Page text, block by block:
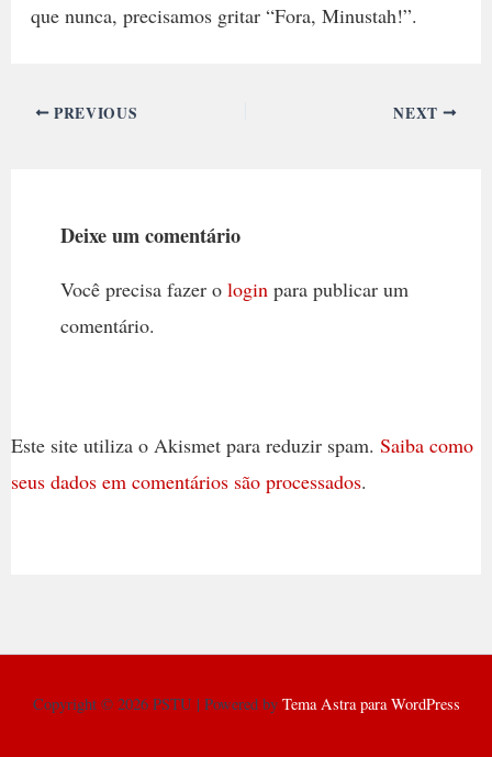
que nunca, precisamos gritar “Fora, Minustah!”.
PREVIOUS NEXT
Deixe um comentário
Você precisa fazer o login para publicar um
comentário.
Este site utiliza o Akismet para reduzir spam. Saiba como
seus dados em comentários são processados.
Copyright © 2026 PSTU | Powered by Tema Astra para WordPress